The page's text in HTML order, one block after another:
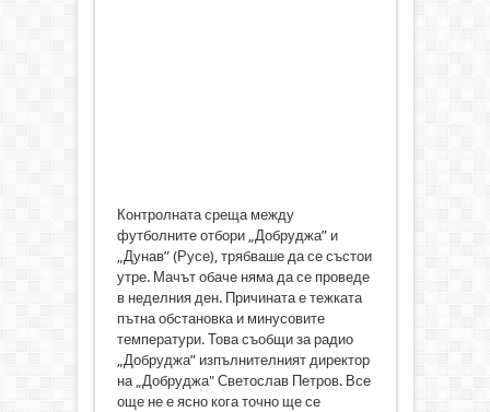
Контролната среща между
футболните отбори „Добруджа” и
„Дунав” (Русе), трябваше да се състои
утре. Мачът обаче няма да се проведе
в неделния ден. Причината е тежката
пътна обстановка и минусовите
температури. Това съобщи за радио
„Добруджа” изпълнителният директор
на „Добруджа" Светослав Петров. Все
още не е ясно кога точно ще се